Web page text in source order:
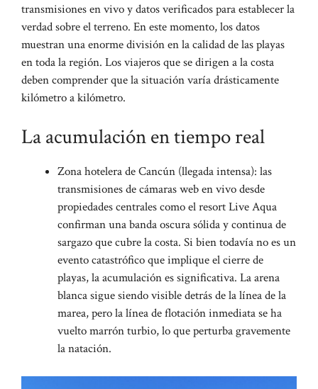
transmisiones en vivo y datos verificados para establecer la
verdad sobre el terreno. En este momento, los datos
muestran una enorme división en la calidad de las playas
en toda la región. Los viajeros que se dirigen a la costa
deben comprender que la situación varía drásticamente
kilómetro a kilómetro.
La acumulación en tiempo real
Zona hotelera de Cancún (llegada intensa): las
transmisiones de cámaras web en vivo desde
propiedades centrales como el resort Live Aqua
confirman una banda oscura sólida y continua de
sargazo que cubre la costa. Si bien todavía no es un
evento catastrófico que implique el cierre de
playas, la acumulación es significativa. La arena
blanca sigue siendo visible detrás de la línea de la
marea, pero la línea de flotación inmediata se ha
vuelto marrón turbio, lo que perturba gravemente
la natación.